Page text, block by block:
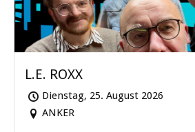
L.E. ROXX
Dienstag, 25. August 2026
ANKER